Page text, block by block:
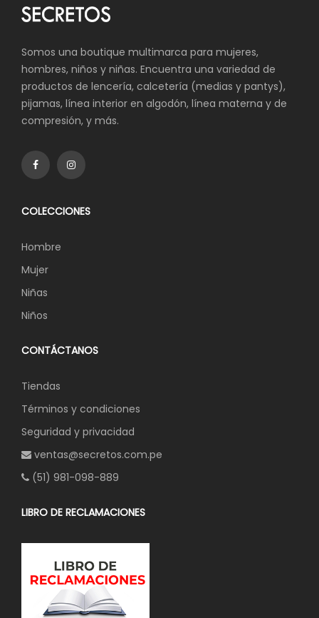
Somos una boutique multimarca para mujeres,
hombres, niños y niñas. Encuentra una variedad de
productos de lencería, calcetería (medias y pantys),
pijamas, línea interior en algodón, línea materna y de
compresión, y más.
COLECCIONES
Hombre
Mujer
Niñas
Niños
CONTÁCTANOS
Tiendas
Términos y condiciones
Seguridad y privacidad
ventas@secretos.com.pe
(51) 981-098-889
LIBRO DE RECLAMACIONES